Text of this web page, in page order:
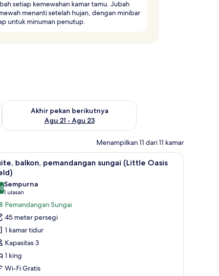
setiap kemewahan kamar tamu. Jubah
menanti setelah hujan, dengan minibar
untuk minuman penutup.
Agu 14 - Agu 16
Akhir pekan berikutnya
Agu 21 - Agu 23
Periksa ketersediaan untuk akhir pekan berikutnya Agu 21 -
Menampilkan 11 dari 11 kamar
suaradan kedap suara Suite, balkon, pemandangan sungai (Little
7
balkon, pemandangan sungai (Little Oasis
dari 10
Sempurna
1 ulasan
(1
ulasan)
Pemandangan Sungai
45 meter persegi
1 kamar tidur
Kapasitas 3
1 king
Wi-Fi Gratis